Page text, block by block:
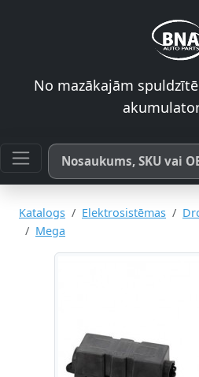
No mazākajām
Meklēt pēc produkta
Katalogs Elektrosistēmas
Mega